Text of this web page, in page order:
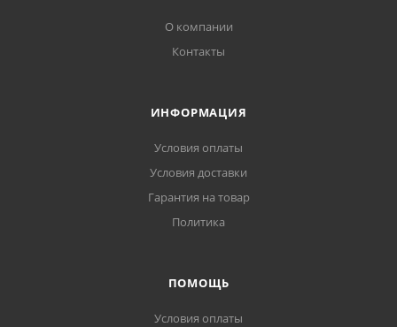
О компании
Контакты
ИНФОРМАЦИЯ
Условия оплаты
Условия доставки
Гарантия на товар
Политика
ПОМОЩЬ
Условия оплаты